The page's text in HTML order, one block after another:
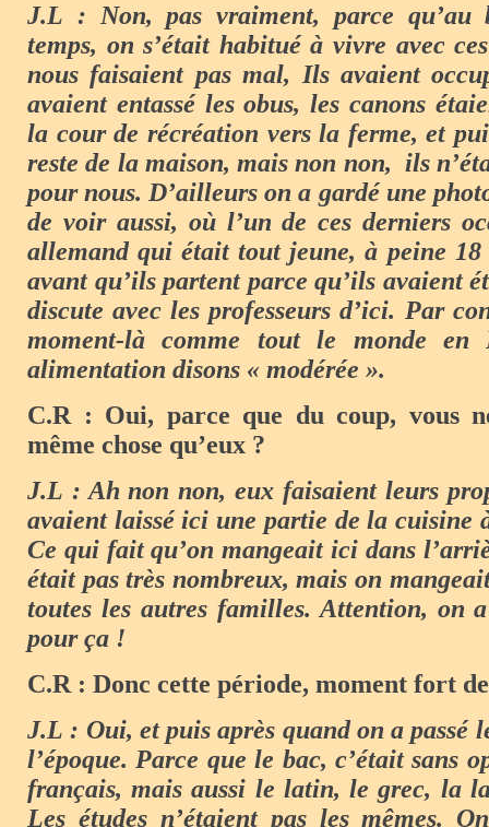
J.L : Non, pas vraiment, parce qu’au
temps, on s’était habitué à vivre avec
nous faisaient pas mal, Ils avaient
avaient entassé les obus, les canons
la cour de récréation vers la ferme, et
reste de la maison, mais non non, ils
pour nous. D’ailleurs on a gardé une
de voir aussi, où l’un de ces derniers
allemand qui était tout jeune, à peine 18
avant qu’ils partent parce qu’ils avaient
discute avec les professeurs d’ici. Par
moment-là comme tout le monde en
alimentation disons « modérée ».
C.R : Oui, parce que du coup, vous
même chose qu’eux ?
J.L : Ah non non, eux faisaient leurs
avaient laissé ici une partie de la cuisine
Ce qui fait qu’on mangeait ici dans
était pas très nombreux, mais on
toutes les autres familles. Attention, on
pour ça !
C.R : Donc cette période, moment fort
J.L : Oui, et puis après quand on a passé
l’époque. Parce que le bac, c’était sans
français, mais aussi le latin, le grec, la
Les études n’étaient pas les mêmes.